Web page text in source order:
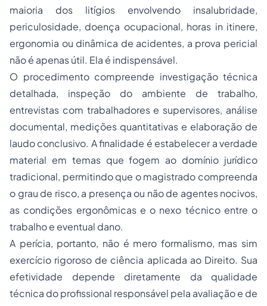
maioria dos litígios envolvendo insalubridade,
periculosidade, doença ocupacional, horas in itinere,
ergonomia ou dinâmica de acidentes, a prova pericial
não é apenas útil. Ela é indispensável.
O procedimento compreende investigação técnica
detalhada, inspeção do ambiente de trabalho,
entrevistas com trabalhadores e supervisores, análise
documental, medições quantitativas e elaboração de
laudo conclusivo. A finalidade é estabelecer a verdade
material em temas que fogem ao domínio jurídico
tradicional, permitindo que o magistrado compreenda
o grau de risco, a presença ou não de agentes nocivos,
as condições ergonômicas e o nexo técnico entre o
trabalho e eventual dano.
A perícia, portanto, não é mero formalismo, mas sim
exercício rigoroso de ciência aplicada ao Direito. Sua
efetividade depende diretamente da qualidade
técnica do profissional responsável pela avaliação e de